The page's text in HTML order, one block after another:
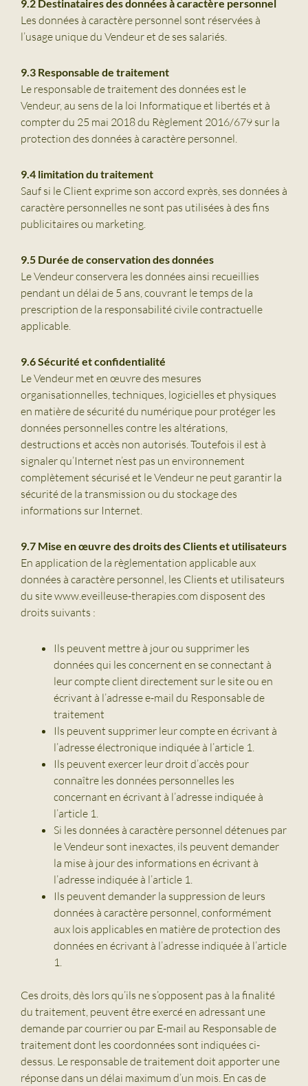
9.2 Destinataires des données à caractère personnel
Les données à caractère personnel sont réservées à
l’usage unique du Vendeur et de ses salariés.
9.3 Responsable de traitement
Le responsable de traitement des données est le
Vendeur, au sens de la loi Informatique et libertés et à
compter du 25 mai 2018 du Règlement 2016/679 sur la
protection des données à caractère personnel.
9.4 limitation du traitement
Sauf si le Client exprime son accord exprès, ses données à
caractère personnelles ne sont pas utilisées à des fins
publicitaires ou marketing.
9.5 Durée de conservation des données
Le Vendeur conservera les données ainsi recueillies
pendant un délai de 5 ans, couvrant le temps de la
prescription de la responsabilité civile contractuelle
applicable.
9.6 Sécurité et confidentialité
Le Vendeur met en œuvre des mesures
organisationnelles, techniques, logicielles et physiques
en matière de sécurité du numérique pour protéger les
données personnelles contre les altérations,
destructions et accès non autorisés. Toutefois il est à
signaler qu’Internet n’est pas un environnement
complètement sécurisé et le Vendeur ne peut garantir la
sécurité de la transmission ou du stockage des
informations sur Internet.
9.7 Mise en œuvre des droits des Clients et utilisateurs
En application de la règlementation applicable aux
données à caractère personnel, les Clients et utilisateurs
du site www.eveilleuse-therapies.com disposent des
droits suivants :
Ils peuvent mettre à jour ou supprimer les
données qui les concernent en se connectant à
leur compte client directement sur le site ou en
écrivant à l’adresse e-mail du Responsable de
traitement
Ils peuvent supprimer leur compte en écrivant à
l’adresse électronique indiquée à l’article 1.
Ils peuvent exercer leur droit d’accès pour
connaître les données personnelles les
concernant en écrivant à l’adresse indiquée à
l’article 1.
Si les données à caractère personnel détenues par
le Vendeur sont inexactes, ils peuvent demander
la mise à jour des informations en écrivant à
l’adresse indiquée à l’article 1.
Ils peuvent demander la suppression de leurs
données à caractère personnel, conformément
aux lois applicables en matière de protection des
données en écrivant à l’adresse indiquée à l’article
1.
Ces droits, dès lors qu’ils ne s’opposent pas à la finalité
du traitement, peuvent être exercé en adressant une
demande par courrier ou par E-mail au Responsable de
traitement dont les coordonnées sont indiquées ci-
dessus. Le responsable de traitement doit apporter une
réponse dans un délai maximum d’un mois. En cas de